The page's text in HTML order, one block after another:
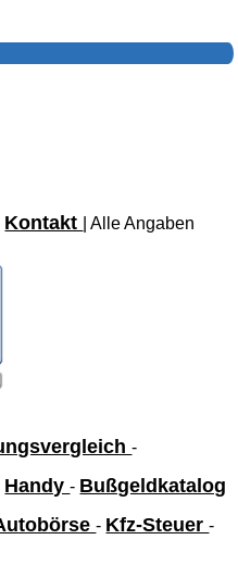
Kontakt
| Alle Angaben
-
Handy- Bußgeldkatalog
- Kfz-Steuer-